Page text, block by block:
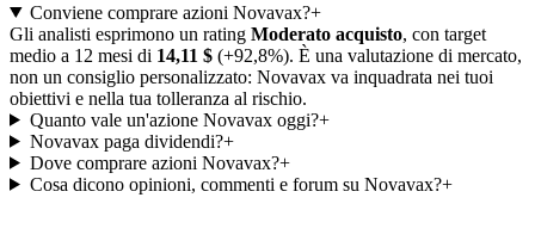
Conviene comprare azioni Novavax?+
Gli analisti esprimono un rating Moderato acquisto, con target
medio a 12 mesi di 14,11 $ (+92,8%). È una valutazione di mercato,
non un consiglio personalizzato: Novavax va inquadrata nei tuoi
obiettivi e nella tua tolleranza al rischio.
Quanto vale un'azione Novavax oggi?+
Novavax paga dividendi?+
Dove comprare azioni Novavax?+
Cosa dicono opinioni, commenti e forum su Novavax?+